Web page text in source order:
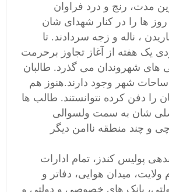
مدت، رنج و درد فراوان
ها را در کنار شهدای شان
، ناله و زجه سردادند. تا
یک هفته از آغاز تجاوز برحرمت
های شهروندان می گذرد. طالبان
شهر وجود دارند.هنوز هم
را دفن کرده نتوانستند. طالب ها
شان به سمت ولسوالی
و چند منطقه ناامن دیگر
پولیس کندز، تمام ادارات
ولایت، میدان هوایی، دفاتر و
بانک های خصوصی و دولتی و